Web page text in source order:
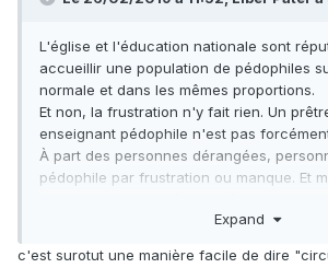
L'église et l'éducation nationale sont
accueillir une population de pédophiles
normale et dans les mêmes proportions.
Et non, la frustration n'y fait rien. Un
enseignant pédophile n'est pas
À part des personnes dérangées,
pédophile par frustration ou manque. Et
comprendre au problème et sacrement
Expand
c'est surotut une manière facile de dire